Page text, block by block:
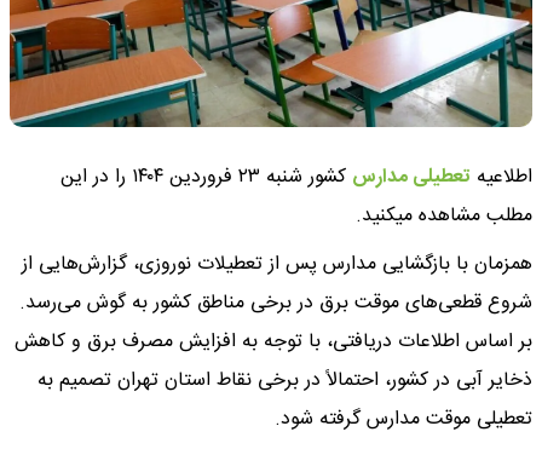
اطلاعیه تعطیلی مدارس
کشور شنبه ۲۳ فروردین ۱۴۰۴ را در این
مطلب مشاهده میکنید.
همزمان با بازگشایی مدارس پس از تعطیلات نوروزی، گزارش‌هایی از
شروع قطعی‌های موقت برق در برخی مناطق کشور به گوش می‌رسد.
بر اساس اطلاعات دریافتی، با توجه به افزایش مصرف برق و کاهش
ذخایر آبی در کشور، احتمالاً در برخی نقاط استان تهران تصمیم به
تعطیلی موقت مدارس گرفته شود.